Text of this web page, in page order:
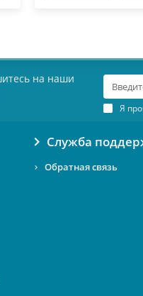
на наши
Я
Служба
Обратная связь